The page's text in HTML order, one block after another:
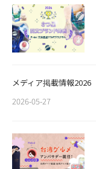
メディア掲載情報2026
2026-05-27